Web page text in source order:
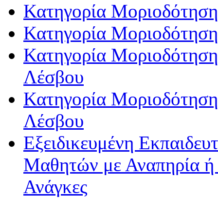
Κατηγορία
Κατηγορία
Κατηγορία
Λέσβου
Κατηγορία
Λέσβου
Εξειδικευμένη
Μαθητών με Αναπηρία ή /
Ανάγκες